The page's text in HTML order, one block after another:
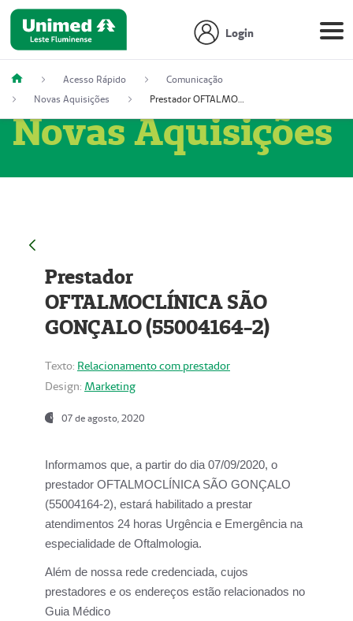
Login
Acesso Rápido
Comunicação
Novas Aquisições
Prestador OFTALMOCLÍNICA SÃO GONÇALO (55004164-2)
Novas Aquisições
Prestador
OFTALMOCLÍNICA SÃO
GONÇALO (55004164-2)
Texto: Relacionamento com prestador
Design: Marketing
07 de agosto, 2020
Informamos que, a partir do dia 07/09/2020, o
prestador OFTALMOCLÍNICA SÃO GONÇALO
(55004164-2), estará habilitado a prestar
atendimentos 24 horas Urgência e Emergência na
especialidade de Oftalmologia.
Além de nossa rede credenciada, cujos
prestadores e os endereços estão relacionados no
Guia Médico